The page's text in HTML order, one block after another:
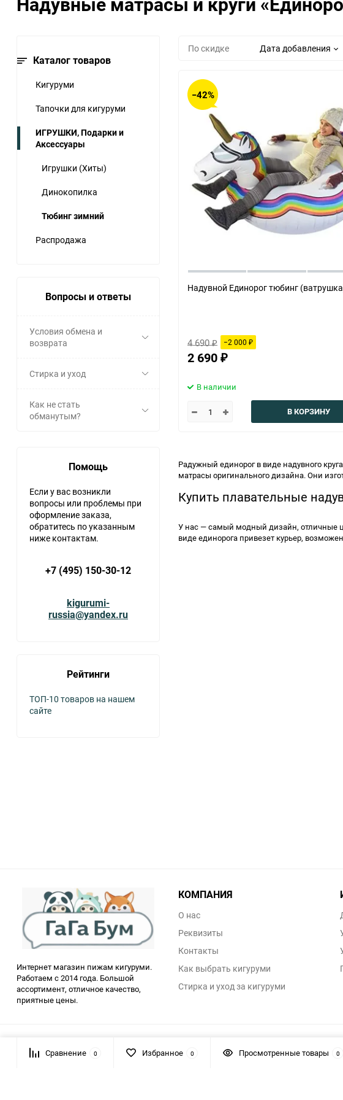
Для деток (рост от 100 до
Для младенцев (рост 70-
С когтями
Игрушки (Хиты)
Тюбинг зимний
Каталог товаров
Кигуруми
Тапочки для кигуруми
ИГРУШКИ, Подарки и
Аксессуары
Игрушки (Хиты)
Динокопилка
Тюбинг зимний
Распродажа
Вопросы и ответы
Условия обмена и
возврата
Стирка и уход
Как не стать
обманутым?
Помощь
Если у вас возникли
вопросы или проблемы при
оформление заказа,
обратитесь по указанным
ниже контактам.
+7 (495) 150-30-12
kigurumi-
russia@yandex.ru
Рейтинги
ТОП-10 товаров на нашем
сайте
По скидке Дата добавления
−42%
Надувной Единорог тюбинг
4 690₽ −2 000 ₽
2 690 ₽
В наличии
В КОРЗИНУ
Радужный единорог в виде надувного
матрасы оригинального дизайна. Они
Купить плавательные
У нас — самый модный дизайн, отличные
виде единорога привезет курьер,
Интернет магазин пижам кигуруми.
Работаем с 2014 года. Большой
ассортимент, отличное качество,
приятные цены.
КОМПАНИЯ
О нас
Реквизиты
Контакты
Как выбрать кигуруми
Стирка и уход за кигуруми
© 2026 Gaga Boom - Интерент магазин
Сравнение 0 Избранное 0 Просмотренные товары 0